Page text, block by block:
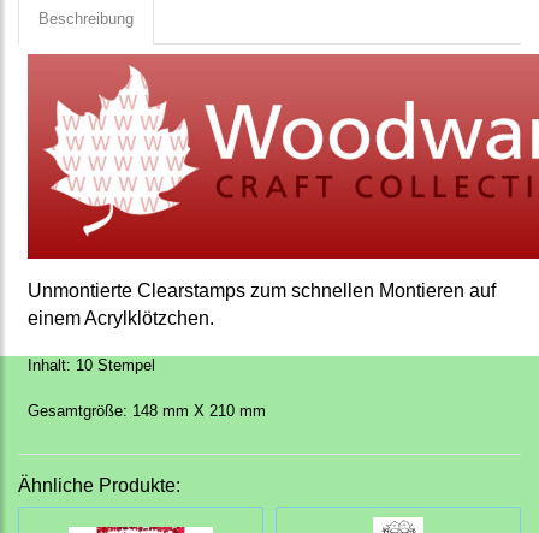
Beschreibung
Unmontierte Clearstamps zum schnellen Montieren auf
einem Acrylklötzchen.
Inhalt: 10 Stempel
Gesamtgröße: 148 mm X 210 mm
Ähnliche Produkte: